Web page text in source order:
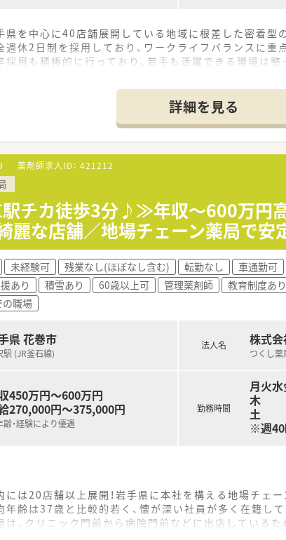
を中心に40店舗展開している地域に根差した密着型の
休2日制を採用しており、ワークライフバランスに重
用も積極的に行っており、若手も活躍できる環境は整
詳細を見る
薬剤師求人ID： 421212
駅チカ徒歩3分♪≫年収～600万円
麗な店舗／地場チェーン薬局で
未経験可 残業なし(ほぼなし含む) 転勤なし 車通勤可
あり
積雪あり 60歳以上可 管理薬剤師 教育制度あり
職場
県 花巻市
駅 (JR釜石線)
450万円～600万円
270,000円～375,000円
・経験により優遇
法人名 株式
つくし
勤務時間
月火水
木 /09
土 /09
※週40
には20店舗以上展開！岩手県に本社を構える地場チェ
齢は37歳と比較的若く、懐が深い社員が多く在籍して
、クリニック門前から病院門前などに出店しているた